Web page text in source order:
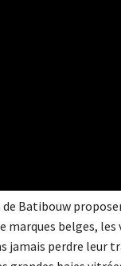
Batibouw
belges, les
jamais perdre leur